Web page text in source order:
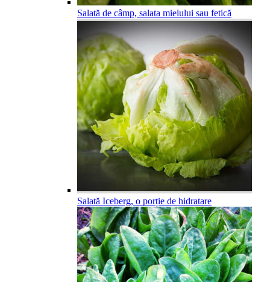
Salată de câmp, salata mielului sau fetică
Salată Iceberg, o porție de hidratare